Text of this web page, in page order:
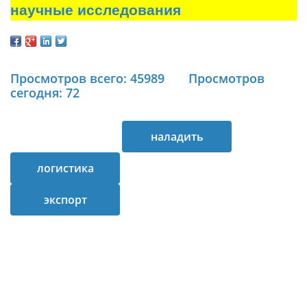
научные исследования
Просмотров всего: 45989
Просмотров
сегодня: 72
логистика
наладить
экспорт